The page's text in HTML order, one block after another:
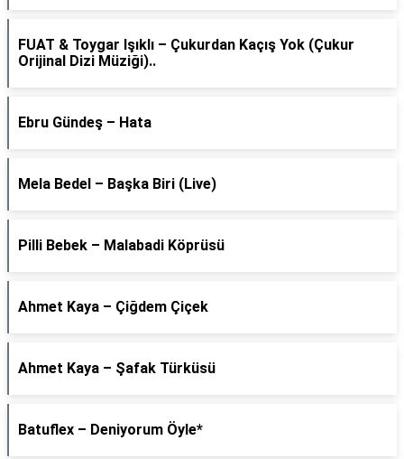
FUAT & Toygar Işıklı – Çukurdan Kaçış Yok (Çukur
Orijinal Dizi Müziği)..
Ebru Gündeş – Hata
Mela Bedel – Başka Biri (Live)
Pilli Bebek – Malabadi Köprüsü
Ahmet Kaya – Çiğdem Çiçek
Ahmet Kaya – Şafak Türküsü
Batuflex – Deniyorum Öyle*